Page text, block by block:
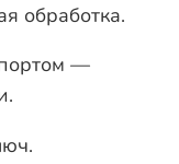
обработка.
—